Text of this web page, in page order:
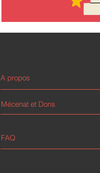
A propos
Mécenat et Dons
FAQ